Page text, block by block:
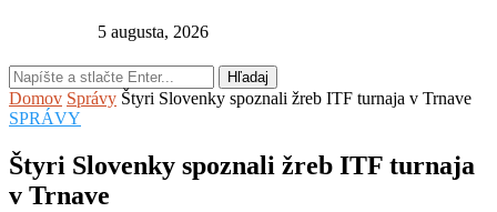
5 augusta, 2026
Hľadaj
Domov Správy Štyri Slovenky spoznali žreb ITF turnaja v Trnave
SPRÁVY
Štyri Slovenky spoznali žreb ITF turnaja
v Trnave